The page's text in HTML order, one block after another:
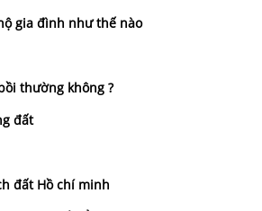
gia đình như thế nào
thường không ?
đất
đất Hồ chí minh